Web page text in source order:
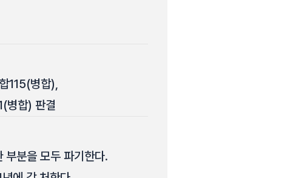
115(병합),
합) 판결
분을 모두 파기한다.